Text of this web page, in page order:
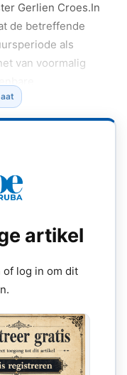
Gerlien Croes.In
de betreffende
als
van voormalig
tot adviseur.
artikel
of log in om dit